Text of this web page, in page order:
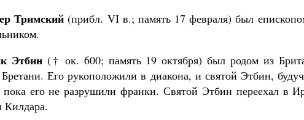
Тримский (прибл. VI в.; память 17 февраля) был
Этбин(† ок. 600; память 19 октября) был родом из
Его рукоположили в диакона, и святой Этбин,
пока его не разрушили франки. Святой Этбин переехал в
Килдара.